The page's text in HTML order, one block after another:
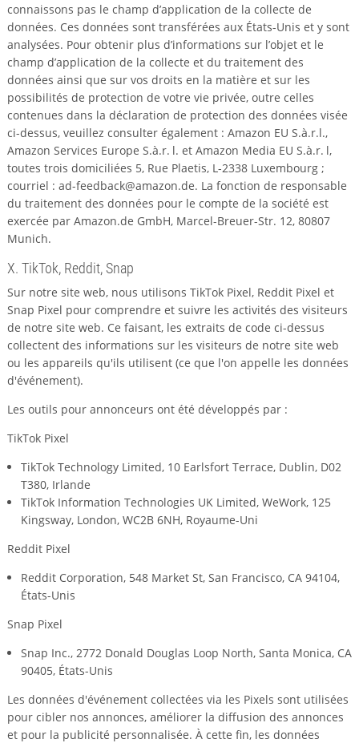
connaissons pas le champ d’application de la collecte de
données. Ces données sont transférées aux États-Unis et y sont
analysées. Pour obtenir plus d’informations sur l’objet et le
champ d’application de la collecte et du traitement des
données ainsi que sur vos droits en la matière et sur les
possibilités de protection de votre vie privée, outre celles
contenues dans la déclaration de protection des données visée
ci-dessus, veuillez consulter également : Amazon EU S.à.r.l.,
Amazon Services Europe S.à.r. l. et Amazon Media EU S.à.r. l,
toutes trois domiciliées 5, Rue Plaetis, L-2338 Luxembourg ;
courriel : ad-feedback@amazon.de. La fonction de responsable
du traitement des données pour le compte de la société est
exercée par Amazon.de GmbH, Marcel-Breuer-Str. 12, 80807
Munich.
X. TikTok, Reddit, Snap
Sur notre site web, nous utilisons TikTok Pixel, Reddit Pixel et
Snap Pixel pour comprendre et suivre les activités des visiteurs
de notre site web. Ce faisant, les extraits de code ci-dessus
collectent des informations sur les visiteurs de notre site web
ou les appareils qu'ils utilisent (ce que l'on appelle les données
d'événement).
Les outils pour annonceurs ont été développés par :
TikTok Pixel
TikTok Technology Limited, 10 Earlsfort Terrace, Dublin, D02
T380, Irlande
TikTok Information Technologies UK Limited, WeWork, 125
Kingsway, London, WC2B 6NH, Royaume-Uni
Reddit Pixel
Reddit Corporation, 548 Market St, San Francisco, CA 94104,
États-Unis
Snap Pixel
Snap Inc., 2772 Donald Douglas Loop North, Santa Monica, CA
90405, États-Unis
Les données d'événement collectées via les Pixels sont utilisées
pour cibler nos annonces, améliorer la diffusion des annonces
et pour la publicité personnalisée. À cette fin, les données